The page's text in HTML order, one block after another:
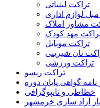
تراکت لبنیاتی
لوازم اداری
مشاور املاک
مهد کودک
تراکت موبایل
نان شیرینی
تراکت ورزشی
تراکت ریسو
نامه گواهی پایان دوره
خطاطی و تایپوگرافی
آزاد سازی خرمشهر